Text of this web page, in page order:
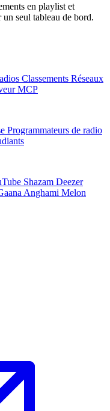
en playlist et
seul tableau de bord.
Classements Réseaux
MCP
Programmateurs de radio
Shazam Deezer
Anghami Melon